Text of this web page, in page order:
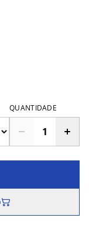
QUANTIDADE